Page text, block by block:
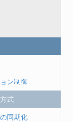
ン制御
式
同期化